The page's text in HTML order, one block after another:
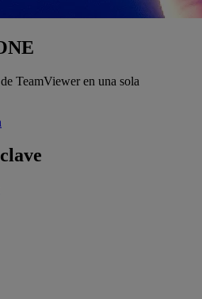
TeamViewer en una sola